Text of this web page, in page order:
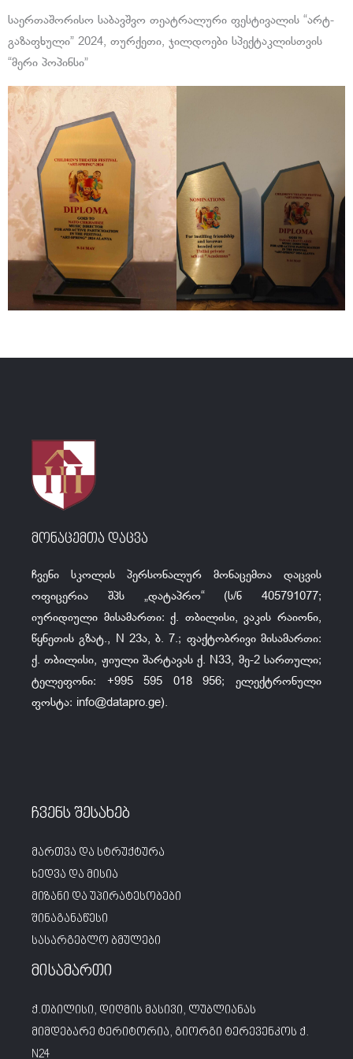
საერთაშორისო საბავშვო თეატრალური ფესტივალის “არტ-
გაზაფხული” 2024, თურქეთი, ჯილდოები სპექტაკლისთვის
“მერი პოპინსი”
მონაცემთა დაცვა
ჩვენი სკოლის პერსონალურ მონაცემთა დაცვის
ოფიცერია შპს „დატაპრო“ (ს/ნ 405791077;
იურიდიული მისამართი: ქ. თბილისი, ვაკის რაიონი,
წყნეთის გზატ., N 23ა, ბ. 7.; ფაქტობრივი მისამართი:
ქ. თბილისი, ჟიული შარტავას ქ. N33, მე-2 სართული;
ტელეფონი: +995 595 018 956; ელექტრონული
ფოსტა: info@datapro.ge).
ჩვენს შესახებ
მართვა და სტრუქტურა
ხედვა და მისია
მიზანი და უპირატესობები
შინაგანაწესი
სასარგებლო ბმულები
მისამართი
ქ.თბილისი, დიღმის მასივი, ლუბლიანას
მიმდებარე ტერიტორია, გიორგი ტერევენკოს ქ.
N24